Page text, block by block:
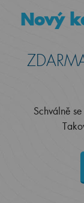
Nový
Schválně se